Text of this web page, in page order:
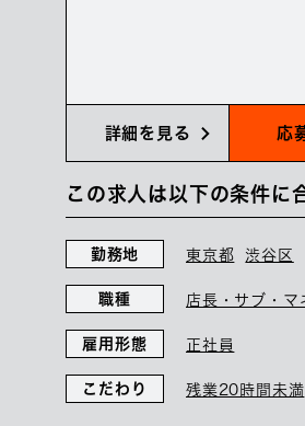
詳細を見る 応
この求人は以下の条件に
勤務地 東京都 渋谷区
職種 店長・サブ・マ
雇用形態 正社員
こだわり 残業20時間未満